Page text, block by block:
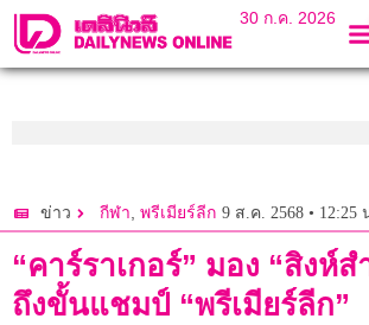
30 ก.ค. 2026
ข่าว กีฬา, พรีเมียร์ลีก 9 ส.ค. 2568 • 12:25
“คาร์ราเกอร์” มอง “สิงห์ส
ถึงขั้นแชมป์ “พรีเมียร์ลีก”